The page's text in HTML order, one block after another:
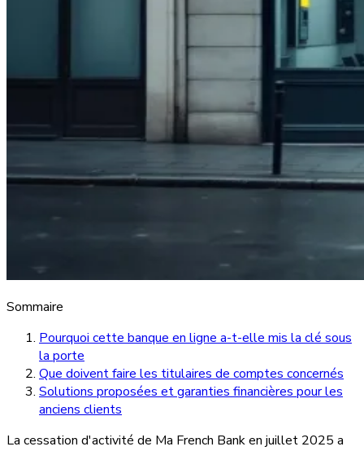
Sommaire
Pourquoi cette banque en ligne a-t-elle mis la clé sous
la porte
Que doivent faire les titulaires de comptes concernés
Solutions proposées et garanties financières pour les
anciens clients
La cessation d'activité de Ma French Bank en juillet 2025 a